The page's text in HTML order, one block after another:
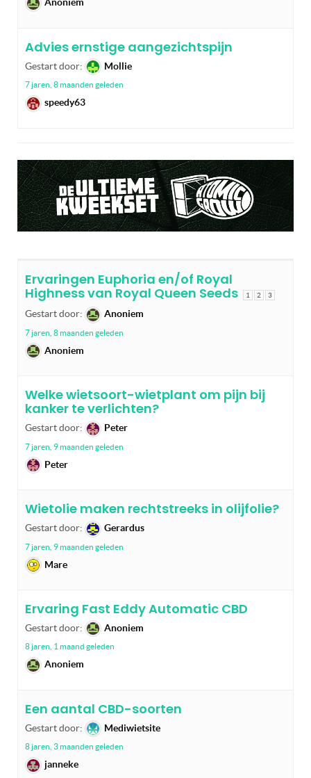
Anoniem
Advies ernstige aangezichtspijn
Gestart door: Mollie
7 jaren, 8 maanden geleden
speedy63
Ervaringen Euphoria en/of Royal
Highness van Royal Queen Seeds
1 2 3
Gestart door: Anoniem
7 jaren, 8 maanden geleden
Anoniem
Welke wietsoort-wietplant om pijn bij
kanker te verlichten?
Gestart door: Peter
7 jaren, 9 maanden geleden
Peter
Wietolie maken rechtstreeks in olijfolie?
Gestart door: Gerardus
7 jaren, 9 maanden geleden
Mare
Ervaring Fast Eddy Automatic CBD
Gestart door: Anoniem
8 jaren, 1 maand geleden
Anoniem
Een aantal CBD-soorten
Gestart door: Mediwietsite
8 jaren, 3 maanden geleden
janneke